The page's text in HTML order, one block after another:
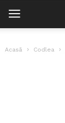
Acasă Codlea